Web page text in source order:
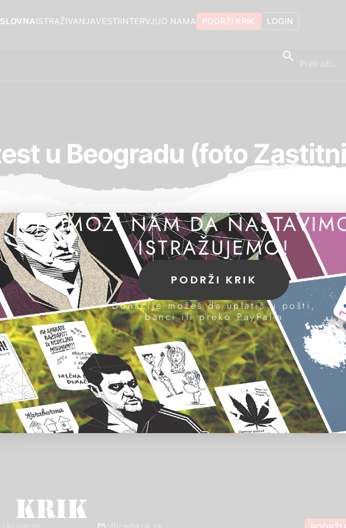
LOGIN
PODRŽI KRIK
O NAMA
INTERVJU
VESTI
ISTRAŽIVANJA
u Beogradu (foto
korupcije office@krik.rs
POMOZI NAM DA
ISTRAŽUJEMO!
PODRŽI KRIK
Donacije možeš da uplatiš u pošti,
banci ili preko PayPal-a